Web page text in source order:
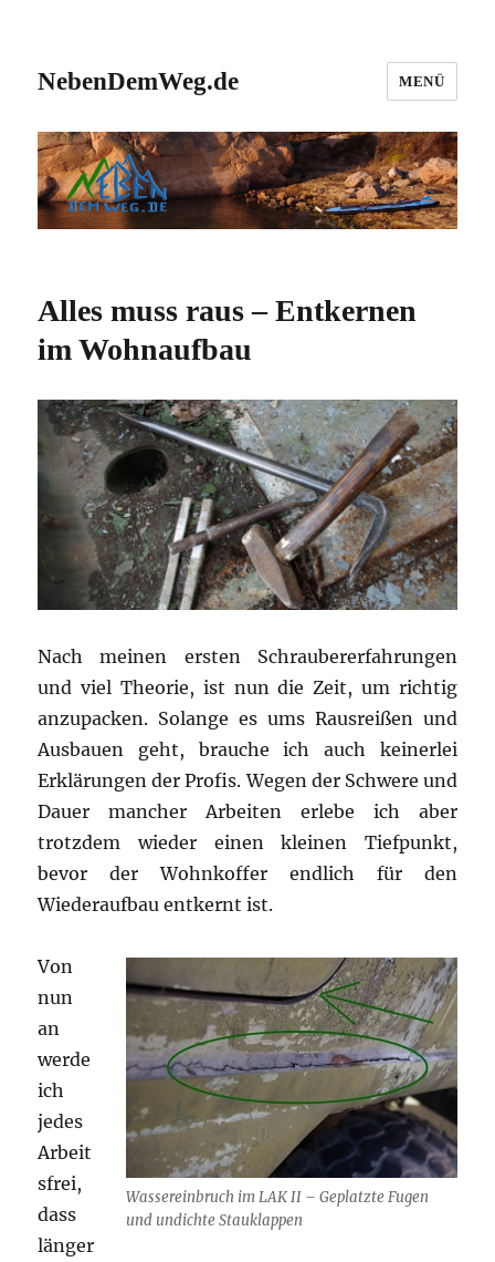
NebenDemWeg.de MENÜ
Alles muss raus – Entkernen
im Wohnaufbau
Nach meinen ersten Schraubererfahrungen
und viel Theorie, ist nun die Zeit, um richtig
anzupacken. Solange es ums Rausreißen und
Ausbauen geht, brauche ich auch keinerlei
Erklärungen der Profis. Wegen der Schwere und
Dauer mancher Arbeiten erlebe ich aber
trotzdem wieder einen kleinen Tiefpunkt,
bevor der Wohnkoffer endlich für den
Wiederaufbau entkernt ist.
Wassereinbruch im LAK II – Geplatzte Fugen
und undichte Stauklappen
Von
nun
an
werde
ich
jedes
Arbeit
sfrei,
dass
länger